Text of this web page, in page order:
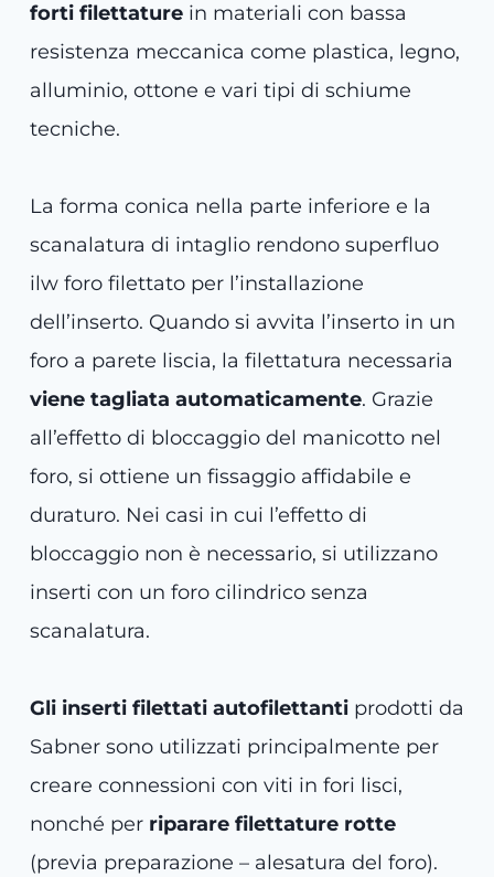
forti filettature in materiali con bassa
resistenza meccanica come plastica, legno,
alluminio, ottone e vari tipi di schiume
tecniche.
La forma conica nella parte inferiore e la
scanalatura di intaglio rendono superfluo
ilw foro filettato per l’installazione
dell’inserto. Quando si avvita l’inserto in un
foro a parete liscia, la filettatura necessaria
viene tagliata automaticamente. Grazie
all’effetto di bloccaggio del manicotto nel
foro, si ottiene un fissaggio affidabile e
duraturo. Nei casi in cui l’effetto di
bloccaggio non è necessario, si utilizzano
inserti con un foro cilindrico senza
scanalatura.
Gli inserti filettati autofilettanti prodotti da
Sabner sono utilizzati principalmente per
creare connessioni con viti in fori lisci,
nonché per riparare filettature rotte
(previa preparazione – alesatura del foro).